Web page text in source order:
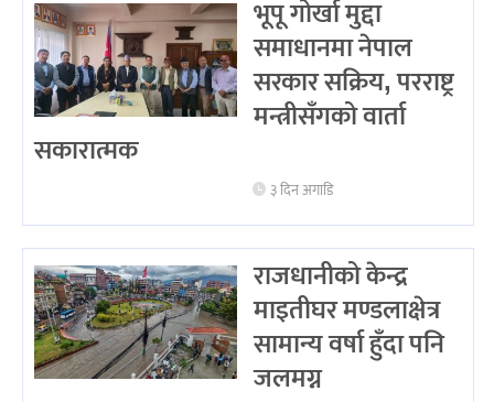
भूपू गोर्खा मुद्दा
समाधानमा नेपाल
सरकार सक्रिय, परराष्ट्र
मन्त्रीसँगको वार्ता
सकारात्मक
३ दिन अगाडि
राजधानीको केन्द्र
माइतीघर मण्डलाक्षेत्र
सामान्य वर्षा हुँदा पनि
जलमग्न